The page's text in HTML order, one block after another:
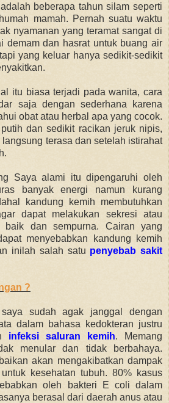
beberapa tahun silam seperti
mamah. Pernah suatu waktu
nyamanan yang teramat sangat di
demam dan hasrat untuk buang air
yang keluar hanya sedikit-sedikit
itu biasa terjadi pada wanita, cara
saja dengan sederhana karena
obat atau herbal apa yang cocok.
dan sedikit racikan jeruk nipis,
terasa dan setelah istirahat
Saya alami itu dipengaruhi oleh
banyak energi namun kurang
kandung kemih membutuhkan
dapat melakukan sekresi atau
baik dan sempurna. Cairan yang
menyebabkan kandung kemih
inilah salah satu penyebab sakit
?
sudah agak janggal dengan
dalam bahasa kedokteran justru
infeksi saluran kemih. Memang
menular dan tidak berbahaya.
akan mengakibatkan dampak
kesehatan tubuh. 80% kasus
oleh bakteri E coli dalam
berasal dari daerah anus atau